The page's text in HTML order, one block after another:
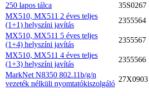
250 lapos tálca
35S0267
MX510, MX511 2 éves teljes
(1+1) helyszíni javítás
2355564
MX510, MX511 5 éves teljes
(1+4) helyszíni javítás
2355567
MX510, MX511 4 éves teljes
(1+3) helyszíni javítás
2355566
MarkNet N8350 802.11b/g/n
vezeték nélküli nyomtatókiszolgáló
27X0903